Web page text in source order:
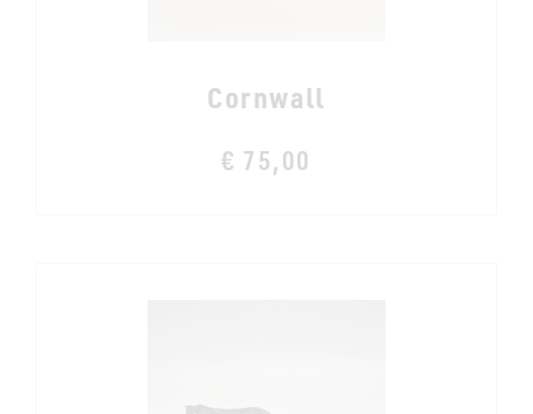
Cornwall
€ 75,00